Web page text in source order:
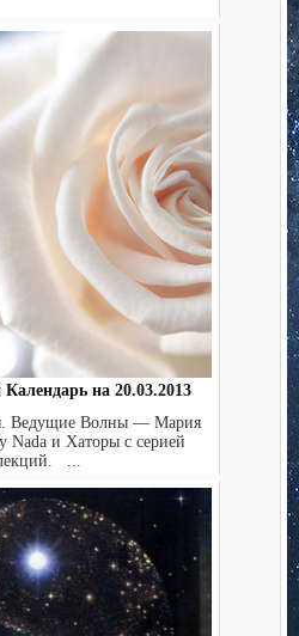
на 20.03.2013
Ведущие Волны — Мария
Nada и Хаторы с серией
...